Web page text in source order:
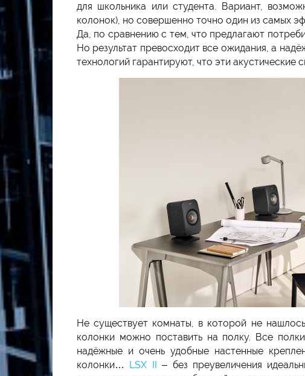
для школьника или студента. Вариант,
колонок), но совершенно точно один из самых
Да, по сравнению с тем, что предлагают
Но результат превосходит все ожидания, а
технологий гарантируют, что эти акустические
Не существует комнаты, в которой не
колонки можно поставить на полку. Все
надёжные и очень удобные настенные
колонки… LSX II – без преувеличения